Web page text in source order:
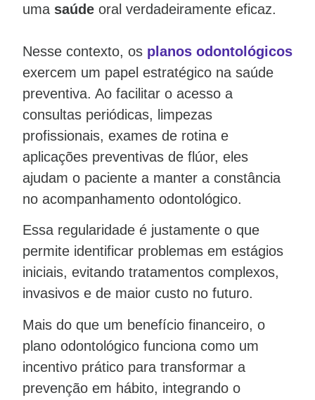
uma saúde oral verdadeiramente eficaz.
Nesse contexto, os planos odontológicos
exercem um papel estratégico na saúde
preventiva. Ao facilitar o acesso a
consultas periódicas, limpezas
profissionais, exames de rotina e
aplicações preventivas de flúor, eles
ajudam o paciente a manter a constância
no acompanhamento odontológico.
Essa regularidade é justamente o que
permite identificar problemas em estágios
iniciais, evitando tratamentos complexos,
invasivos e de maior custo no futuro.
Mais do que um benefício financeiro, o
plano odontológico funciona como um
incentivo prático para transformar a
prevenção em hábito, integrando o